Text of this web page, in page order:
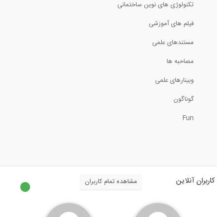
تکنولوژی های نوین ساختمانی
فیلم های آموزشی
مستندهای علمی
مصاحبه ها
وبینارهای علمی
گوناگون
Fun
کاربران آنلاین مشاهده تمام کاربران